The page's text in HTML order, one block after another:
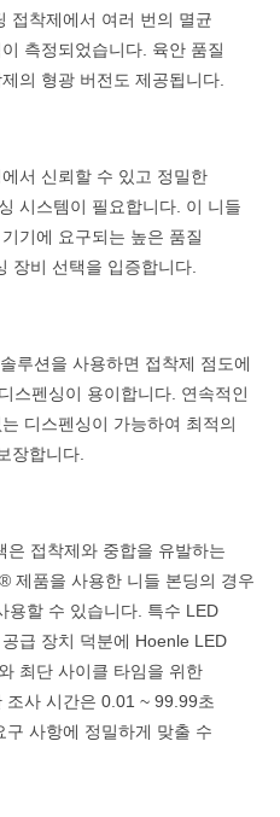
접착제에서 여러 번의 멸균
측정되었습니다. 육안 품질
의 형광 버전도 제공됩니다.
서 신뢰할 수 있고 정밀한
시스템이 필요합니다. 이 니들
기에 요구되는 높은 품질
장비 선택을 입증합니다.
루션을 사용하면 접착제 점도에
스펜싱이 용이합니다. 연속적인
디스펜싱이 가능하여 최적의
장합니다.
은 접착제와 중합을 유발하는
제품을 사용한 니들 본딩의 경우
용할 수 있습니다. 특수 LED
급 장치 덕분에 Hoenle LED
최단 사이클 타임을 위한
조사 시간은 0.01 ~ 99.99초
사항에 정밀하게 맞출 수